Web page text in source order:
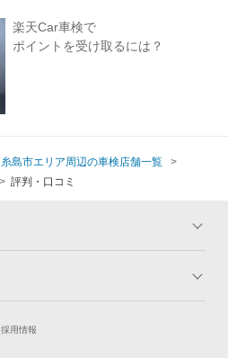
楽天Car車検で
ポイントを受け取るには？
糸島市エリア周辺の車検店舗一覧
評判・口コミ
キャンペーン一覧
新車購入
採用情報